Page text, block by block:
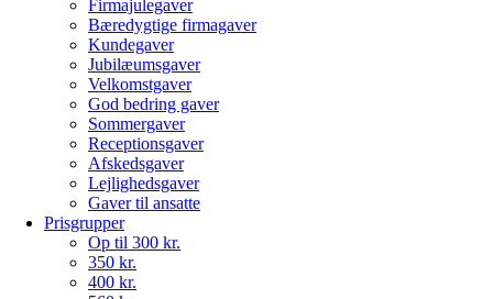
Firmajulegaver
Bæredygtige firmagaver
Kundegaver
Jubilæumsgaver
Velkomstgaver
God bedring gaver
Sommergaver
Receptionsgaver
Afskedsgaver
Lejlighedsgaver
Gaver til ansatte
Prisgrupper
Op til 300 kr.
350 kr.
400 kr.